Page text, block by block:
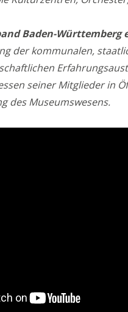
Baden-Württemberg
der kommunalen,
seiner Mitglieder in
des Museumswesens.